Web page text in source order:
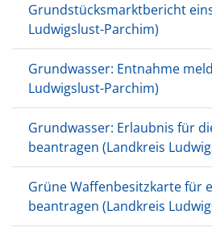
Grundstücksmarktbericht
Ludwigslust-Parchim)
Grundwasser: Entnahme
Ludwigslust-Parchim)
Grundwasser: Erlaubnis für
beantragen (Landkreis
Grüne Waffenbesitzkarte für
beantragen (Landkreis